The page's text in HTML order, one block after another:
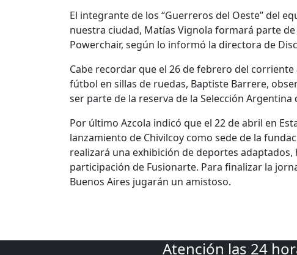
El integrante de los “Guerreros del Oeste” del
nuestra ciudad, Matías Vignola formará parte
Powerchair, según lo informó la directora de
Cabe recordar que el 26 de febrero del
fútbol en sillas de ruedas, Baptiste Barrere,
ser parte de la reserva de la Selección
Por último Azcola indicó que el 22 de abril en
lanzamiento de Chivilcoy como sede de la
realizará una exhibición de deportes
participación de Fusionarte. Para finalizar la
Buenos Aires jugarán un amistoso.
Atención las 24